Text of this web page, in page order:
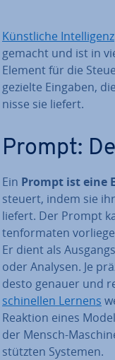
Künst­li­che In­tel­li­genz
gemacht und ist in
Element für die
gezielte Eingaben,
nis­se sie liefert.
Prompt:
Ein Prompt ist eine
steuert, indem sie
liefert. Der Prompt
ten­for­ma­ten
Er dient als
oder Analysen. Je
desto genauer und
schi­nel­len Lernens
Reaktion eines
der Mensch-
stütz­ten Systemen.